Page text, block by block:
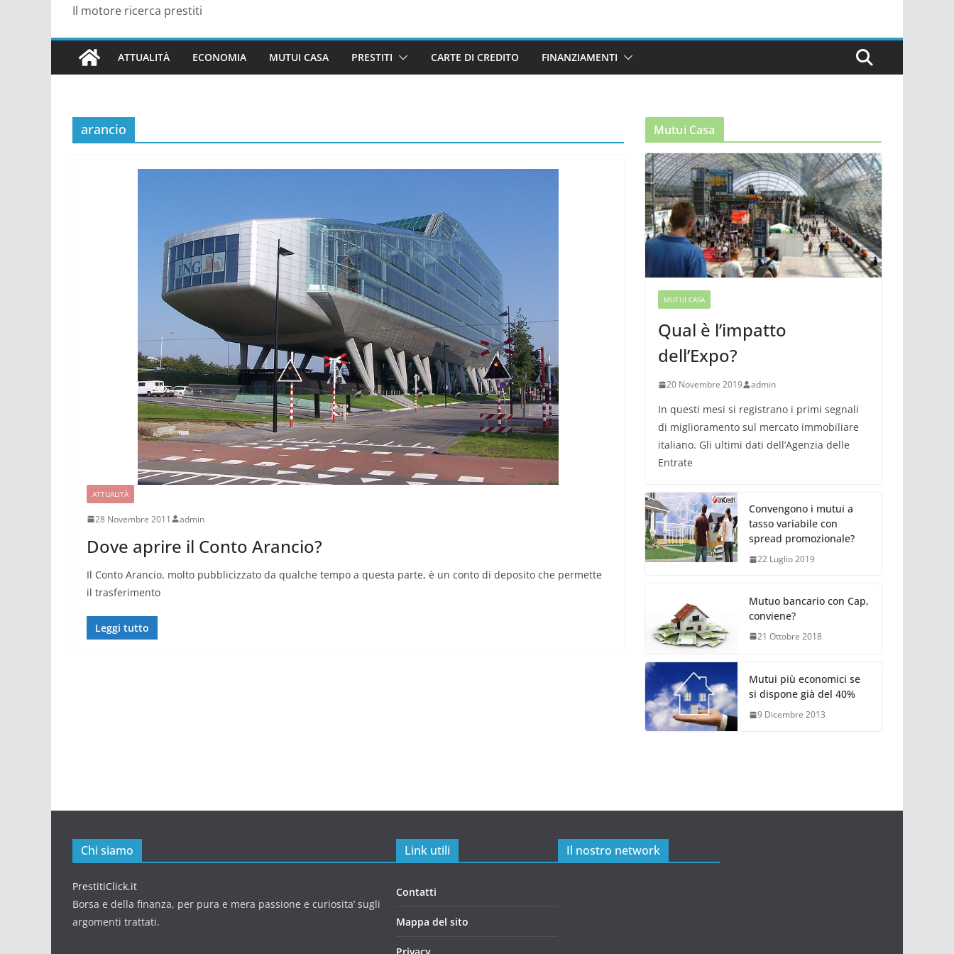
Il motore ricerca prestiti
ATTUALITÀ ECONOMIA MUTUI CASA PRESTITI CARTE DI CREDITO FINANZIAMENTI
arancio
ATTUALITÀ
28 Novembre 2011 admin
Dove aprire il Conto Arancio?
Il Conto Arancio, molto pubblicizzato da qualche tempo a questa parte, è un conto di deposito che permette
il trasferimento
Leggi tutto
Mutui Casa
MUTUI CASA
Qual è l’impatto
dell’Expo?
20 Novembre 2019 admin
In questi mesi si registrano i primi segnali
di miglioramento sul mercato immobiliare
italiano. Gli ultimi dati dell’Agenzia delle
Entrate
Convengono i mutui a
tasso variabile con
spread promozionale?
22 Luglio 2019
Mutuo bancario con Cap,
conviene?
21 Ottobre 2018
Mutui più economici se
si dispone già del 40%
9 Dicembre 2013
Chi siamo
PrestitiClick.it
Borsa e della finanza, per pura e mera passione e curiosita’ sugli
argomenti trattati.
Link utili
Contatti
Mappa del sito
Il nostro network